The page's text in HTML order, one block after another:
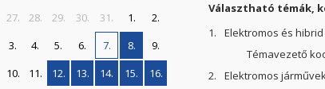
27.
28. 29. 30. 31. 1.
2.
3.
4. 5. 6. 7. 8.
9.
10.
11. 12. 13. 14. 15.
16.
Választható témák,
1.
Elektromos és
Témavezető
2.
Elektromos